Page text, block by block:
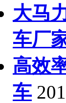
大马
车厂
高效
车